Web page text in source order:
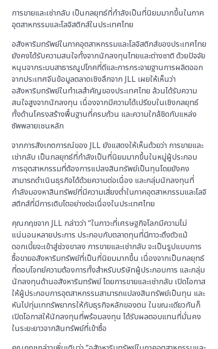
การขายและเช่ากลับ เป็นกลยุทธ์ที่กำลังเป็นที่นิยมมากขึ้นในภาค
อุตสาหกรรมและโลจิสติกส์ในประเทศไทย
อสังหาริมทรัพย์ในภาคอุตสาหกรรมและโลจิสติกส์ของประเทศไทย
ยังคงได้รับความสนใจทั้งจากนักลงทุนไทยและต่างชาติ ด้วยปัจจัย
หนุนจากระบบสาธารณูปโภคที่ดีและการกระจายฐานการผลิตออก
จากประเทศจีนข้อมูลตลาดเชิงลึกจาก JLL เผยให้เห็นว่า
อสังหาริมทรัพย์ในทำเลสำคัญของประเทศไทย ล้วนได้รับความ
สนใจสูงจากนักลงทุน เนื่องจากมีความได้เปรียบในเชิงกลยุทธ์
ทั้งด้านโครงสร้างพื้นฐานที่ครบถ้วน และความใกล้ชิดกับแหล่ง
ซัพพลายเชนหลัก
จากการสังเกตการณ์ของ JLL ยังแสดงให้เห็นด้วยว่า การขายและ
เช่ากลับ เป็นกลยุทธ์ที่กำลังเป็นที่นิยมมากขึ้นในหมู่ผู้ประกอบ
การอุตสาหกรรมที่ต้องการแปลงสินทรัพย์เป็นทุนโดยยังคง
สามารถดำเนินธุรกิจได้ด้วยความต่อเนื่อง และกลุ่มนักลงทุนที่
กำลังมองหาสินทรัพย์ที่มีความเสี่ยงต่ำในภาคอุตสาหกรรมและโลจิ
สติกส์ที่มีการเติบโตอย่างต่อเนื่องในประเทศไทย
คุณกฤชจาก JLL กล่าวว่า “ในภาวะที่เศรษฐกิจโลกมีความไม่
แน่นอนหลายประการ ประกอบกับตลาดทุนที่มีภาวะตึงตัวแม้
ดอกเบี้ยจะเข้าสู่ช่วงขาลง การขายและเช่ากลับ จะเป็นรูปแบบการ
ซื้อขายอสังหาริมทรัพย์ที่เป็นที่นิยมมากขึ้น เนื่องจากเป็นกลยุทธ์
ที่ตอบโจทย์ความต้องการทั้งสำหรับบริษัทผู้ประกอบการ และกลุ่ม
นักลงทุนด้านอสังหาริมทรัพย์ โดยการขายและเช่ากลับ เปิดโอกาส
ให้ผู้ประกอบการอุตสาหกรรมสามารถแปลงสินทรัพย์เป็นทุน และ
หันไปทุ่มเททรัพยากรให้กับธุรกิจหลักของตน ในขณะเดียวกันก็
เปิดโอกาสให้นักลงทุนที่พร้อมลงทุน ได้รับผลตอบแทนที่มั่นคง
ในระยะยาวจากสินทรัพย์ที่เข้าซื้อ